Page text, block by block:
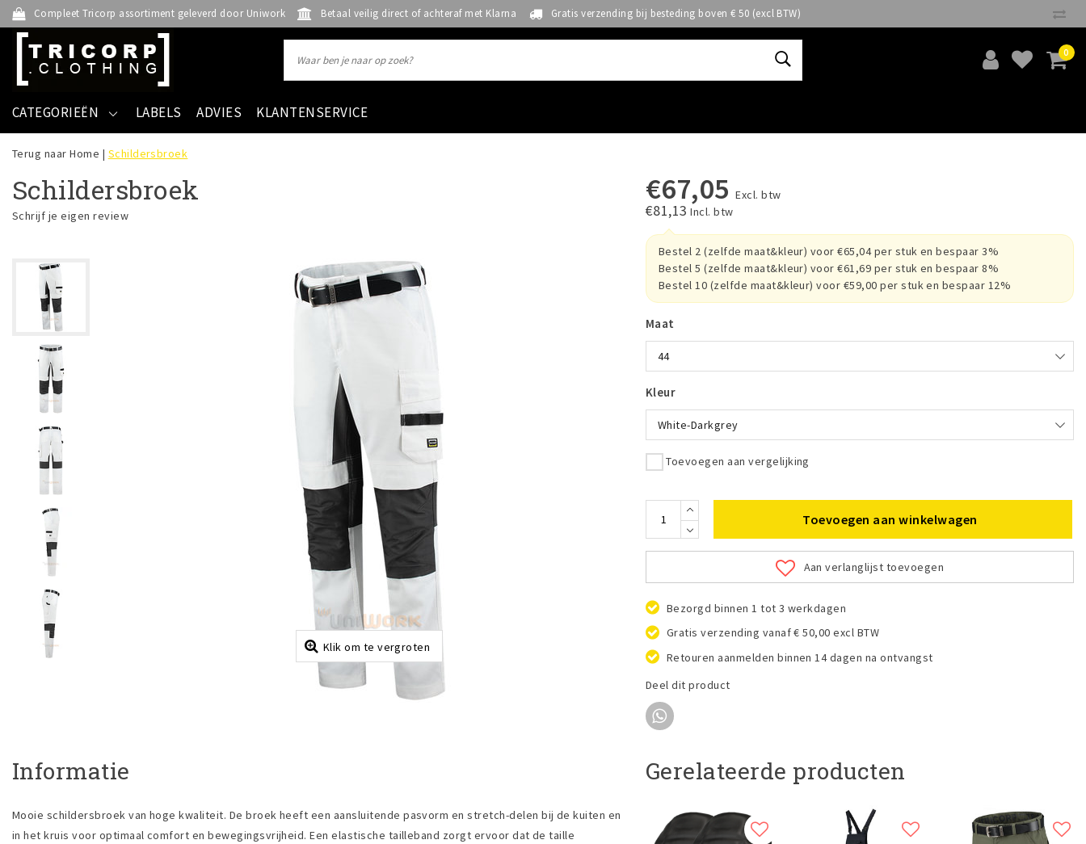
Compleet Tricorp assortiment geleverd door Uniwork Betaal veilig direct of achteraf met Klarna Gratis verzending bij besteding boven € 50 (excl BTW)
0
CATEGORIEËN LABELS ADVIES KLANTENSERVICE
Terug naar Home | Schildersbroek
Schildersbroek
Schrijf je eigen review
Klik om te vergroten
€67,05 Excl. btw
€81,13 Incl. btw
Bestel 2 (zelfde maat&kleur) voor €65,04 per stuk en bespaar 3%
Bestel 5 (zelfde maat&kleur) voor €61,69 per stuk en bespaar 8%
Bestel 10 (zelfde maat&kleur) voor €59,00 per stuk en bespaar 12%
Maat
44
Kleur
White-Darkgrey
Toevoegen aan vergelijking
Toevoegen aan winkelwagen
Aan verlanglijst toevoegen
Bezorgd binnen 1 tot 3 werkdagen
Gratis verzending vanaf € 50,00 excl BTW
Retouren aanmelden binnen 14 dagen na ontvangst
Deel dit product
Informatie
Mooie schildersbroek van hoge kwaliteit. De broek heeft een aansluitende pasvorm en stretch-delen bij de kuiten en
in het kruis voor optimaal comfort en bewegingsvrijheid. Een elastische tailleband zorgt ervoor dat de taille
Gerelateerde producten